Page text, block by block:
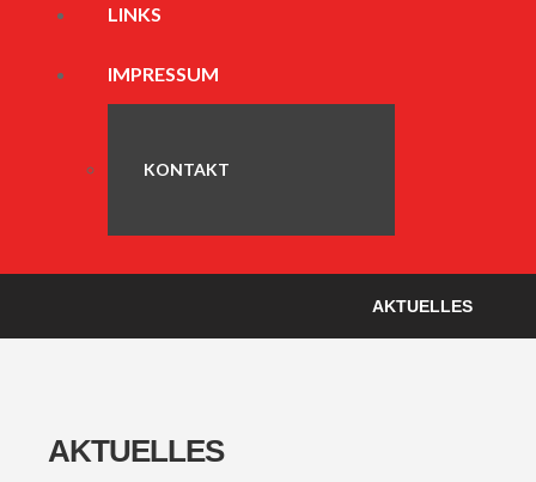
LINKS
IMPRESSUM
KONTAKT
AKTUELLES
AKTUELLES